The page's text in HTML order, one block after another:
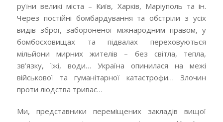
руїни великі міста – Київ, Харків, Маріуполь та ін.
Через постійні бомбардування та обстріли з усіх
видів зброї, забороненої міжнародним правом, у
бомбосховищах та підвалах переховуються
мільйони мирних жителів – без світла, тепла,
зв’язку, їжі, води… Україна опинилася на межі
військової та гуманітарної катастрофи… Злочин
проти людства триває…
Ми, представники переміщених закладів вищої